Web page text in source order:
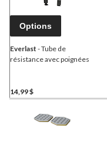
Options
Everlast - Tube de
résistance avec poignées
14,99 $